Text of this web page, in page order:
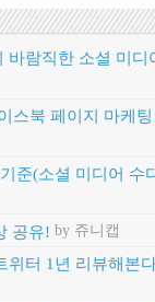
바람직한 소셜 미디
스북 페이지 마케
준(소셜 미디어 수
공유! by 쥬니캡
위터 1년 리뷰해본